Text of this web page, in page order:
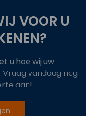
VOOR U
u hoe wij uw
vandaag nog
aan!